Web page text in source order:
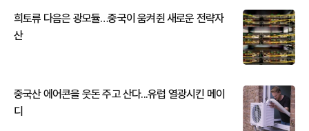
희토류 다음은 광모듈…중국이 움켜쥔 새로운 전략자
산
중국산 에어콘을 웃돈 주고 산다...유럽 열광시킨 메이
디